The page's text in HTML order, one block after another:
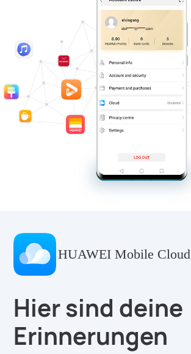
HUAWEI Mobile Cloud
Hier sind deine
Erinnerungen